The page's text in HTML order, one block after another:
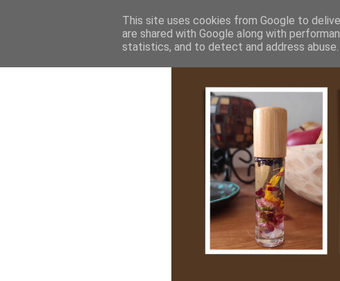
This site uses cookies from Google to
are shared with Google along with
statistics, and to detect and address abuse.